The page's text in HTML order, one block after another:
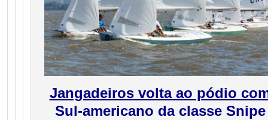
Jangadeiros volta ao pódio
Sul-americano da classe